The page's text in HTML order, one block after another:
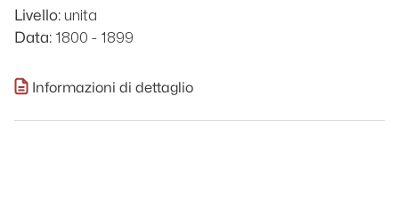
Livello: unita
Data: 1800 - 1899
Informazioni di dettaglio